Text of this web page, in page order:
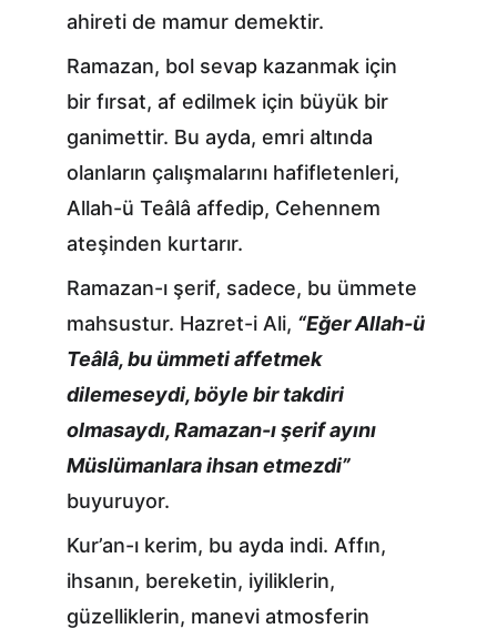
ahireti de mamur demektir.
Ramazan, bol sevap kazanmak için
bir fırsat, af edilmek için büyük bir
ganimettir. Bu ayda, emri altında
olanların çalışmalarını hafifletenleri,
Allah-ü Teâlâ affedip, Cehennem
ateşinden kurtarır.
Ramazan-ı şerif, sadece, bu ümmete
mahsustur. Hazret-i Ali, “Eğer Allah-ü
Teâlâ, bu ümmeti affetmek
dilemeseydi, böyle bir takdiri
olmasaydı, Ramazan-ı şerif ayını
Müslümanlara ihsan etmezdi”
buyuruyor.
Kur’an-ı kerim, bu ayda indi. Affın,
ihsanın, bereketin, iyiliklerin,
güzelliklerin, manevi atmosferin